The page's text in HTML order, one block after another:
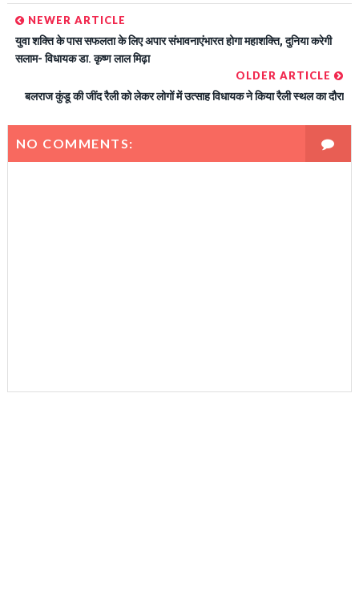
NEWER ARTICLE
युवा शक्ति के पास सफलता के लिए अपार संभावनाएंभारत होगा महाशक्ति, दुनिया करेगी
सलाम- विधायक डा. कृष्ण लाल मिढ़ा
OLDER ARTICLE
बलराज कुंडू की जींद रैली को लेकर लोगों में उत्साह विधायक ने किया रैली स्थल का दौरा
NO COMMENTS: